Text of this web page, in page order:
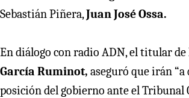
Sebastián Piñera,Juan José Ossa.
En diálogo con radio ADN, el titular de
García Ruminot, aseguró queirán “a
posición del gobierno ante el